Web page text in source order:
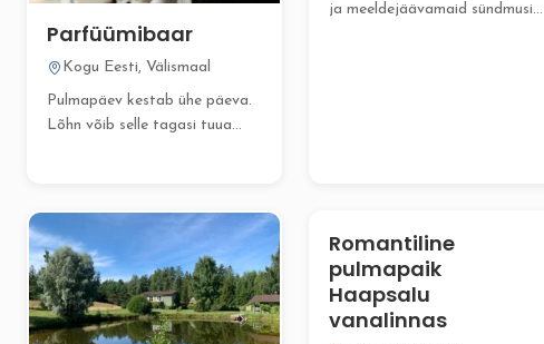
Parfüümibaar
Kogu Eesti, Välismaal
Pulmapäev kestab ühe päeva.
Lõhn võib selle tagasi tuua
ja meeldejäävamaid sündmusi
Romantiline
pulmapaik
Haapsalu
vanalinnas